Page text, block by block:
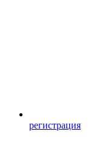
регистрация